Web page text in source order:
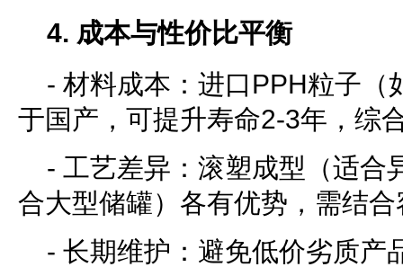
4. 成本与性价比平衡
- 材料成本：进口PPH粒子（
于国产，可提升寿命2-3年，综
- 工艺差异：滚塑成型（适合
合大型储罐）各有优势，需结
- 长期维护：避免低价劣质产